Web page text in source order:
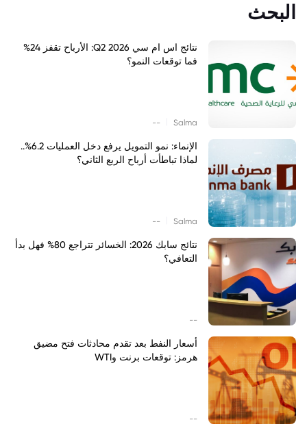
البحث
نتائج اس ام سي Q2 2026: الأرباح تقفز 24%
فما توقعات النمو؟
Salma
--
الإنماء: نمو التمويل يرفع دخل العمليات 6.2%..
لماذا تباطأت أرباح الربع الثاني؟
Salma
--
نتائج سابك 2026: الخسائر تتراجع 80% فهل بدأ
التعافي؟
--
أسعار النفط بعد تقدم محادثات فتح مضيق
هرمز: توقعات برنت وWTI
--